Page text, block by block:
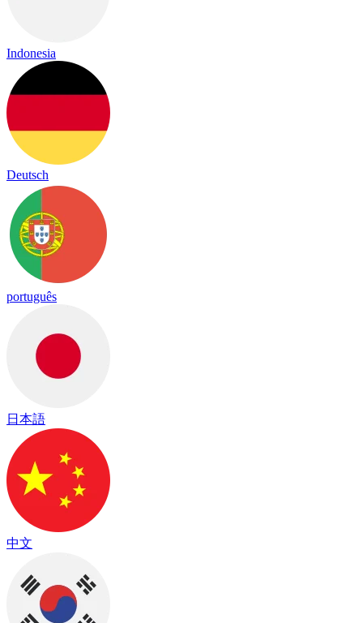
Indonesia
Deutsch
português
日本語
中文